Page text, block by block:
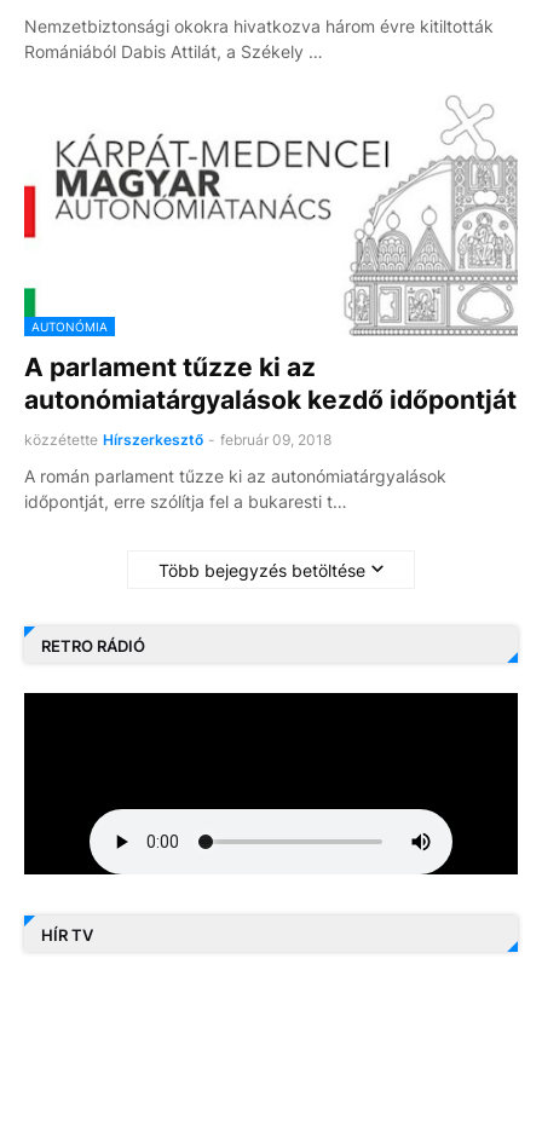
Nemzetbiztonsági okokra hivatkozva három évre kitiltották
Romániából Dabis Attilát, a Székely …
AUTONÓMIA
A parlament tűzze ki az
autonómiatárgyalások kezdő időpontját
közzétette Hírszerkesztő - február 09, 2018
A román parlament tűzze ki az autonómiatárgyalások
időpontját, erre szólítja fel a bukaresti t…
Több bejegyzés betöltése
RETRO RÁDIÓ
HÍR TV